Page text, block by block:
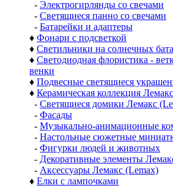
- Электрогирлянды со свечами
- Светящиеся панно со свечами
- Батарейки и адаптеры
♦ Фонари с подсветкой
♦ Светильники на солнечных
♦ Светодиодная флористика -
венки
♦ Подвесные светящиеся
♦ Керамическая коллекция
- Светящиеся домики Лемакс
- Фасады
- Музыкально-анимационные
- Настольные сюжетные
- Фигурки людей и животных
- Декоративные элементы
- Аксессуары Лемакс (Lemax)
♦ Елки с лампочками